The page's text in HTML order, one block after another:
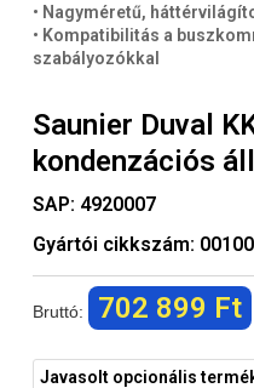
• Nagyméretű,
• Kompatibilitás a
szabályozókkal
Saunier Duval
kondenzációs
SAP: 4920007
Gyártói cikkszám:
Bruttó: 702 899 Ft
Javasolt opcionális